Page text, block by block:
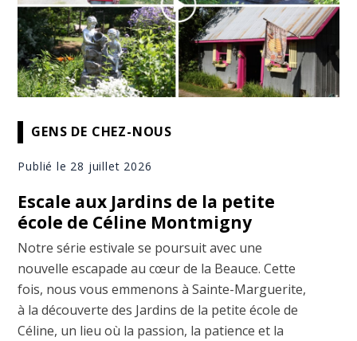
GENS DE CHEZ-NOUS
Publié le 28 juillet 2026
Escale aux Jardins de la petite
école de Céline Montmigny
Notre série estivale se poursuit avec une
nouvelle escapade au cœur de la Beauce. Cette
fois, nous vous emmenons à Sainte-Marguerite,
à la découverte des Jardins de la petite école de
Céline, un lieu où la passion, la patience et la